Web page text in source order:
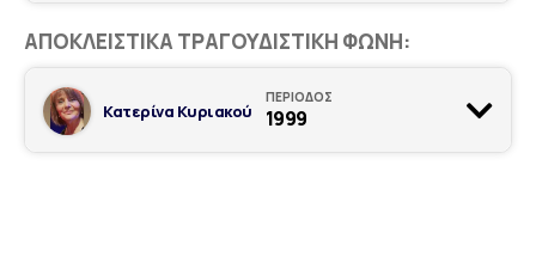
ΑΠΟΚΛΕΙΣΤΙΚΆ ΤΡΑΓΟΥΔΙΣΤΙΚΉ ΦΩΝΉ:
Κατερίνα Κυριακού
ΠΕΡΙΟΔΟΣ
1999